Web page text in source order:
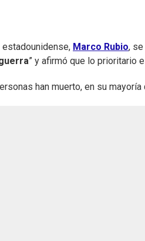
Marco Rubio,
” y afirmó que lo prioritario
han muerto, en su